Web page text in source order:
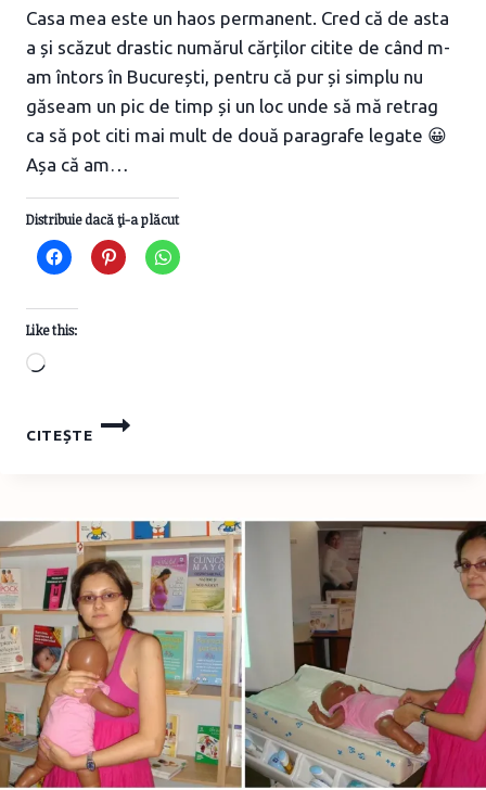
Casa mea este un haos permanent. Cred că de asta
a și scăzut drastic numărul cărților citite de când m-
am întors în București, pentru că pur și simplu nu
găseam un pic de timp și un loc unde să mă retrag
ca să pot citi mai mult de două paragrafe legate 😀
Așa că am…
Distribuie dacă ţi-a plăcut
Like this:
Loading…
CITEȘTE
CUM
MI-
COLȚ
DE
CITIT
NUMAI
PENTRU
MINE